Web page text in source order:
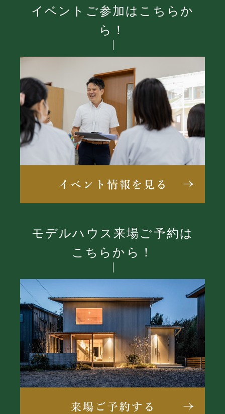
イベントご参加はこちらか
ら！
モデルハウス来場ご予約は
こちらから！